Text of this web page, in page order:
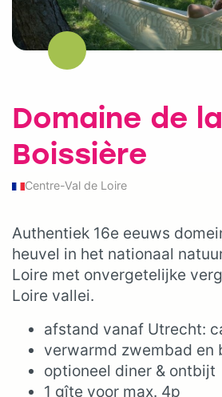
Domaine de la
Boissière
Centre-Val de Loire
Authentiek 16e eeuws
heuvel in het nationaal
Loire met onvergetelijke
Loire vallei.
afstand vanaf Utrecht:
verwarmd zwembad en
optioneel diner & ontbijt
1 gîte voor max. 4p